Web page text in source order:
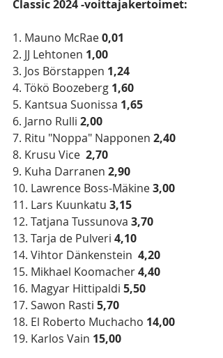
Classic 2024 -voittajakertoimet:
1. Mauno McRae 0,01
2. JJ Lehtonen 1,00
3. Jos Börstappen 1,24
4. Tökö Boozeberg 1,60
5. Kantsua Suonissa 1,65
6. Jarno Rulli 2,00
7. Ritu "Noppa" Napponen 2,40
8. Krusu Vice 2,70
9. Kuha Darranen 2,90
10. Lawrence Boss-Mäkine 3,00
11. Lars Kuunkatu 3,15
12. Tatjana Tussunova 3,70
13. Tarja de Pulveri 4,10
14. Vihtor Dänkenstein 4,20
15. Mikhael Koomacher 4,40
16. Magyar Hittipaldi 5,50
17. Sawon Rasti 5,70
18. El Roberto Muchacho 14,00
19. Karlos Vain 15,00